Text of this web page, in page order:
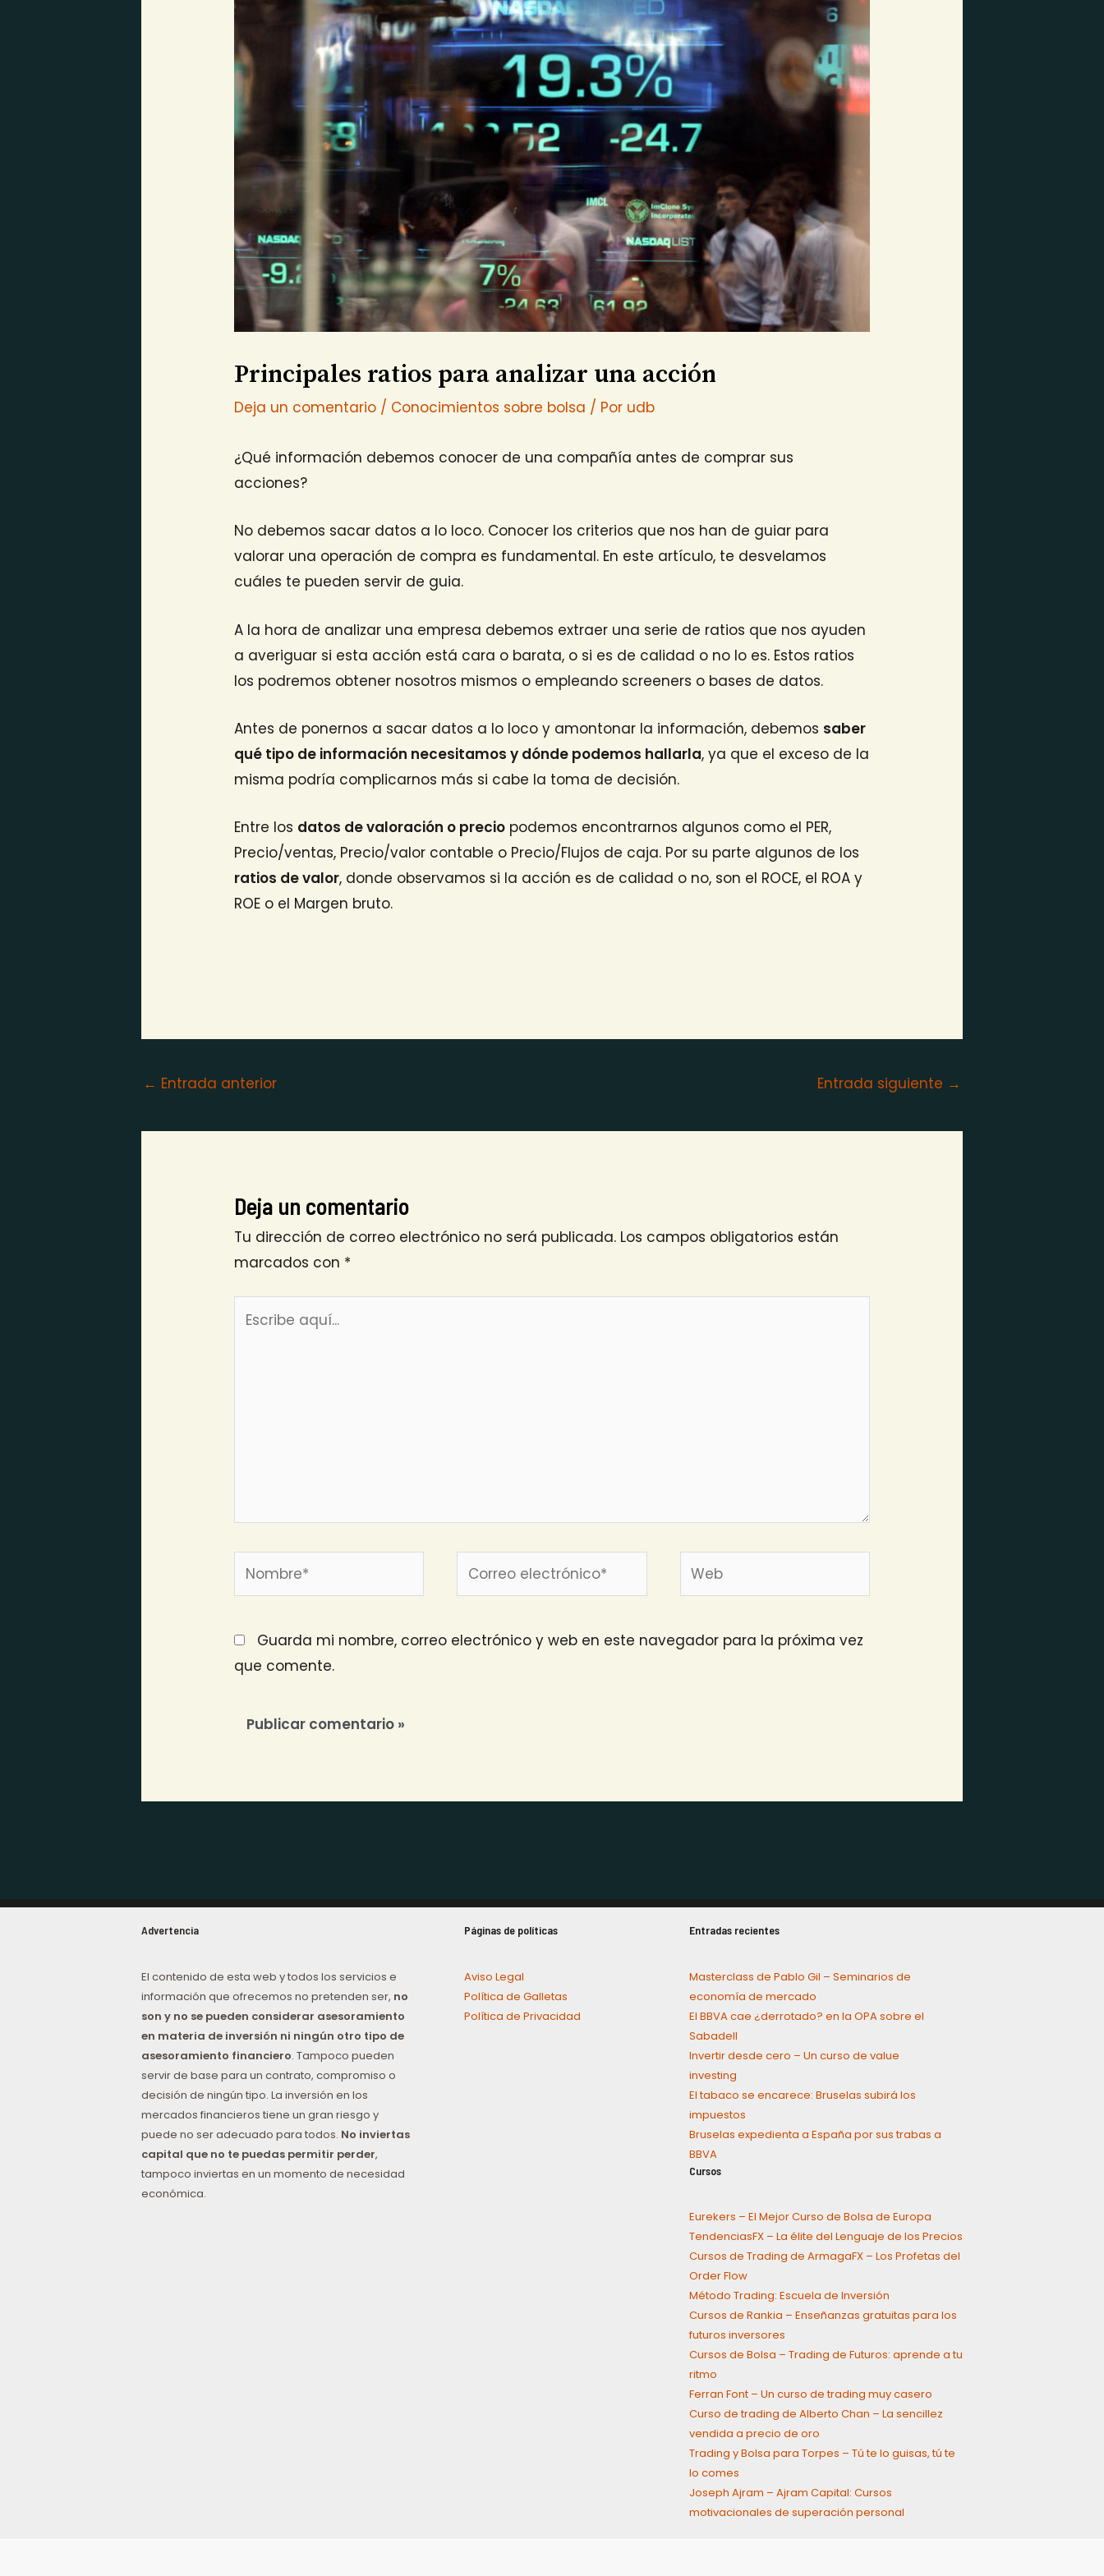
Principales ratios para analizar una acción
Deja un comentario / Conocimientos sobre bolsa / Por udb
¿Qué información debemos conocer de una compañía antes de comprar sus
acciones?
No debemos sacar datos a lo loco. Conocer los criterios que nos han de guiar para
valorar una operación de compra es fundamental. En este artículo, te desvelamos
cuáles te pueden servir de guia.
A la hora de analizar una empresa debemos extraer una serie de ratios que nos ayuden
a averiguar si esta acción está cara o barata, o si es de calidad o no lo es. Estos ratios
los podremos obtener nosotros mismos o empleando screeners o bases de datos.
Antes de ponernos a sacar datos a lo loco y amontonar la información, debemos saber
qué tipo de información necesitamos y dónde podemos hallarla, ya que el exceso de la
misma podría complicarnos más si cabe la toma de decisión.
Entre los datos de valoración o precio podemos encontrarnos algunos como el PER,
Precio/ventas, Precio/valor contable o Precio/Flujos de caja. Por su parte algunos de los
ratios de valor, donde observamos si la acción es de calidad o no, son el ROCE, el ROA y
ROE o el Margen bruto.
← Entrada anterior Entrada siguiente →
Deja un comentario
Tu dirección de correo electrónico no será publicada. Los campos obligatorios están
marcados con *
Nombre*
Correo
Web
Guarda mi nombre, correo electrónico y web en este navegador para la próxima vez
que comente.
Advertencia
El contenido de esta web y todos los servicios e
información que ofrecemos no pretenden ser, no
son y no se pueden considerar asesoramiento
en materia de inversión ni ningún otro tipo de
asesoramiento financiero. Tampoco pueden
servir de base para un contrato, compromiso o
decisión de ningún tipo. La inversión en los
mercados financieros tiene un gran riesgo y
puede no ser adecuado para todos. No inviertas
capital que no te puedas permitir perder,
tampoco inviertas en un momento de necesidad
económica.
Páginas de políticas
Aviso Legal
Política de Galletas
Política de Privacidad
Entradas recientes
Masterclass de Pablo Gil – Seminarios de
economía de mercado
El BBVA cae ¿derrotado? en la OPA sobre el
Sabadell
Invertir desde cero – Un curso de value
investing
El tabaco se encarece: Bruselas subirá los
impuestos
Bruselas expedienta a España por sus trabas a
BBVA
Cursos
Eurekers – El Mejor Curso de Bolsa de Europa
TendenciasFX – La élite del Lenguaje de los Precios
Cursos de Trading de ArmagaFX – Los Profetas del
Order Flow
Método Trading: Escuela de Inversión
Cursos de Rankia – Enseñanzas gratuitas para los
futuros inversores
Cursos de Bolsa – Trading de Futuros: aprende a tu
ritmo
Ferran Font – Un curso de trading muy casero
Curso de trading de Alberto Chan – La sencillez
vendida a precio de oro
Trading y Bolsa para Torpes – Tú te lo guisas, tú te
lo comes
Joseph Ajram – Ajram Capital: Cursos
motivacionales de superación personal